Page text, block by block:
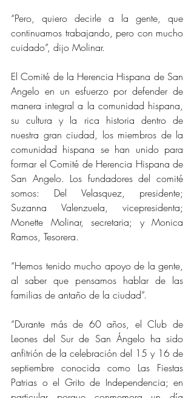
“Pero, quiero decirle a la gente, que
continuamos trabajando, pero con mucho
cuidado”, dijo Molinar.
El Comité de la Herencia Hispana de San
Angelo en un esfuerzo por defender de
manera integral a la comunidad hispana,
su cultura y la rica historia dentro de
nuestra gran ciudad, los miembros de la
comunidad hispana se han unido para
formar el Comité de Herencia Hispana de
San Angelo. Los fundadores del comité
somos: Del Velasquez, presidente;
Suzanna Valenzuela, vicepresidenta;
Monette Molinar, secretaria; y Monica
Ramos, Tesorera.
“Hemos tenido mucho apoyo de la gente,
al saber que pensamos hablar de las
familias de antaño de la ciudad”.
“Durante más de 60 años, el Club de
Leones del Sur de San Ángelo ha sido
anfitrión de la celebración del 15 y 16 de
septiembre conocida como Las Fiestas
Patrias o el Grito de Independencia; en